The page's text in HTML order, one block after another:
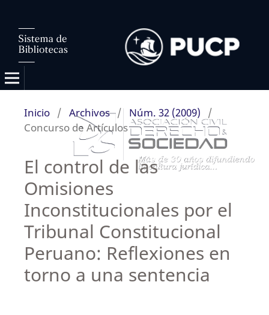
Inicio / Archivos / Núm. 32 (2009)
/
Concurso de Artículos
El control de las
Omisiones
Inconstitucionales por el
Tribunal Constitucional
Peruano: Reflexiones en
torno a una sentencia